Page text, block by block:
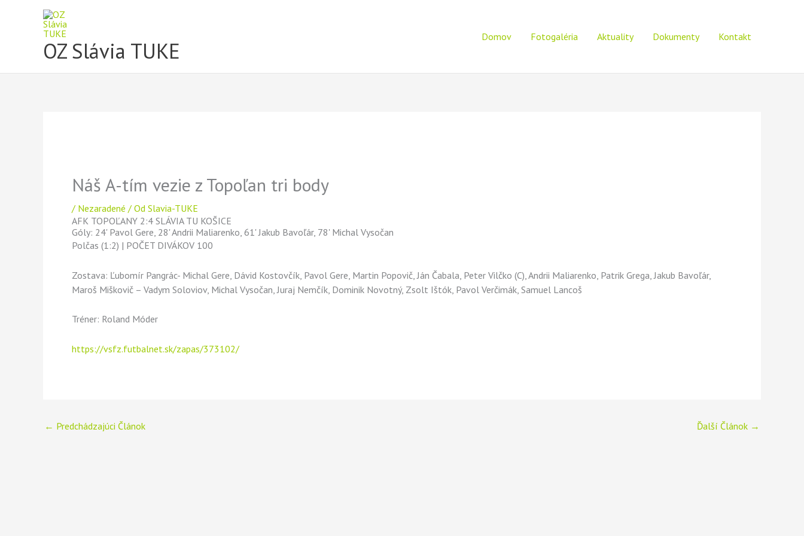
OZ Slávia TUKE
Domov Fotogaléria Aktuality Dokumenty Kontakt
Náš A-tím vezie z Topoľan tri body
/ Nezaradené / Od Slavia-TUKE
AFK TOPOĽANY 2:4 SLÁVIA TU KOŠICE
Góly: 24' Pavol Gere, 28' Andrii Maliarenko, 61' Jakub Bavoľár, 78' Michal Vysočan
Polčas (1:2) | POČET DIVÁKOV 100
Zostava: Ľubomír Pangrác- Michal Gere, Dávid Kostovčík, Pavol Gere, Martin Popovič, Ján Čabala, Peter Vilčko (C), Andrii Maliarenko, Patrik Grega, Jakub Bavoľár,
Maroš Miškovič – Vadym Soloviov, Michal Vysočan, Juraj Nemčík, Dominik Novotný, Zsolt Ištók, Pavol Verčimák, Samuel Lancoš
Tréner: Roland Móder
https://vsfz.futbalnet.sk/zapas/373102/
← Predchádzajúci Článok Ďalší Článok →